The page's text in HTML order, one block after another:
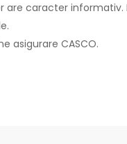
are caracter informativ.
asigurare CASCO.